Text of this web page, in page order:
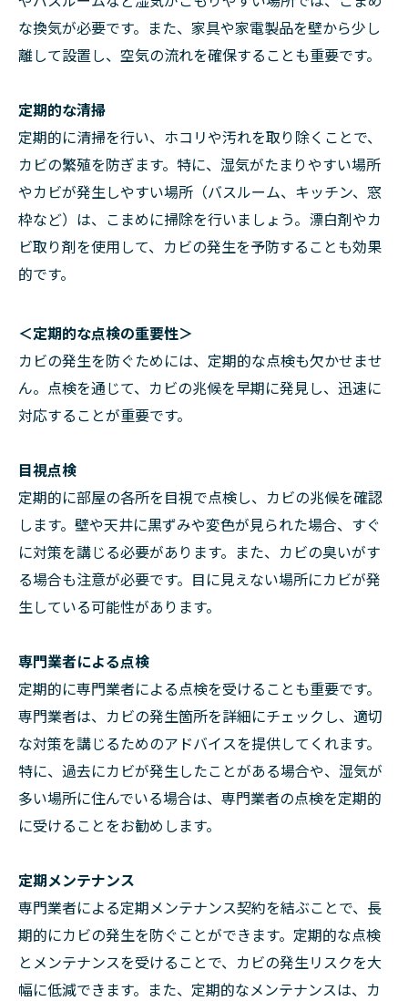
な換気が必要です。また、家具や家電製品を壁から少し
離して設置し、空気の流れを確保することも重要です。
定期的な清掃
定期的に清掃を行い、ホコリや汚れを取り除くことで、
カビの繁殖を防ぎます。特に、湿気がたまりやすい場所
やカビが発生しやすい場所（バスルーム、キッチン、窓
枠など）は、こまめに掃除を行いましょう。漂白剤やカ
ビ取り剤を使用して、カビの発生を予防することも効果
的です。
＜定期的な点検の重要性＞
カビの発生を防ぐためには、定期的な点検も欠かせませ
ん。点検を通じて、カビの兆候を早期に発見し、迅速に
対応することが重要です。
目視点検
定期的に部屋の各所を目視で点検し、カビの兆候を確認
します。壁や天井に黒ずみや変色が見られた場合、すぐ
に対策を講じる必要があります。また、カビの臭いがす
る場合も注意が必要です。目に見えない場所にカビが発
生している可能性があります。
専門業者による点検
定期的に専門業者による点検を受けることも重要です。
専門業者は、カビの発生箇所を詳細にチェックし、適切
な対策を講じるためのアドバイスを提供してくれます。
特に、過去にカビが発生したことがある場合や、湿気が
多い場所に住んでいる場合は、専門業者の点検を定期的
に受けることをお勧めします。
定期メンテナンス
専門業者による定期メンテナンス契約を結ぶことで、長
期的にカビの発生を防ぐことができます。定期的な点検
とメンテナンスを受けることで、カビの発生リスクを大
幅に低減できます。また、定期的なメンテナンスは、カ